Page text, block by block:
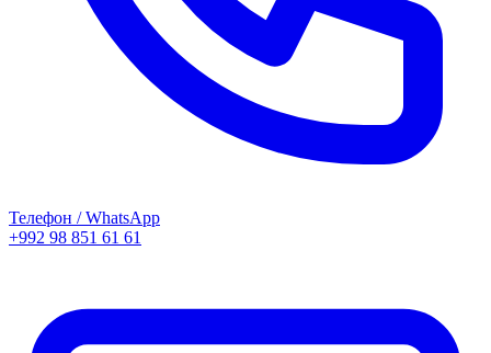
Телефон / WhatsApp
+992 98 851 61 61